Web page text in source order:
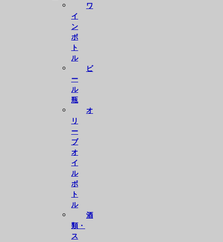
ワ
イ
ン
ボ
ト
ル
ビ
ー
ル
瓶
オ
リ
ー
ブ
オ
イ
ル
ボ
ト
ル
酒
類・
ス